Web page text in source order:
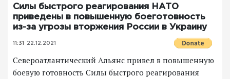
Силы быстрого реагирования НАТО
приведены в повышенную боеготовность
из-за угрозы вторжения России в Украину
11:31 22.12.2021
Североатлантический Альянс привел в повышенную
боевую готовность Силы быстрого реагирования